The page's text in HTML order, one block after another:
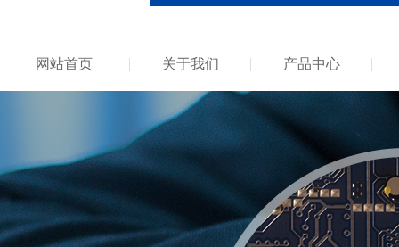
网站首页 关于我们 产品中心